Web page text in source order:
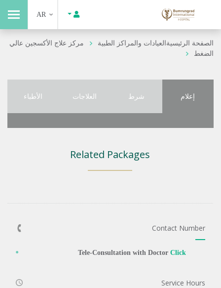
AR
الصفحة الرئيسيةالعيادات والمراكز الطبية
مركز علاج الأكسجين عالي
الضغط
إعلام شرط العلاجات الأطباء
Related Packages
Contact Number
Tele-Consultation with Doctor Click
Service Hours